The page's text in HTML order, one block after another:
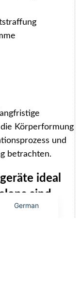
Körperformung
und
betrachten.
ideal
sind
zunehmend
German
English
Spanish
French
Russian
Portuguese
Japanese